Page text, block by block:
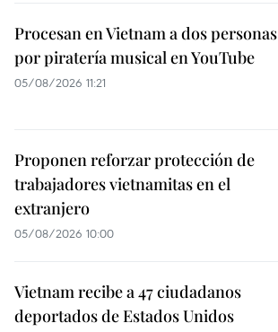
Procesan en Vietnam a dos personas
por piratería musical en YouTube
05/08/2026 11:21
Proponen reforzar protección de
trabajadores vietnamitas en el
extranjero
05/08/2026 10:00
Vietnam recibe a 47 ciudadanos
deportados de Estados Unidos